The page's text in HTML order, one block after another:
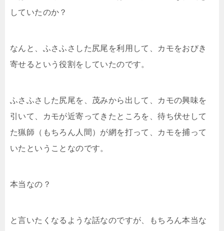
していたのか？
なんと、ふさふさした尻尾を利用して、カモをおびき
寄せるという役割をしていたのです。
ふさふさした尻尾を、茂みから出して、カモの興味を
引いて、カモが近寄ってきたところを、待ち伏せして
た猟師（もちろん人間）が網を打って、カモを捕って
いたということなのです。
本当なの？
と言いたくなるような話なのですが、もちろん本当な